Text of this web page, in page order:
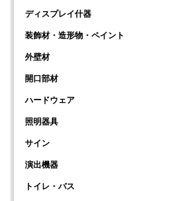
ディスプレイ什器
装飾材・造形物・ペイント
外壁材
開口部材
ハードウェア
照明器具
サイン
演出機器
トイレ・バス